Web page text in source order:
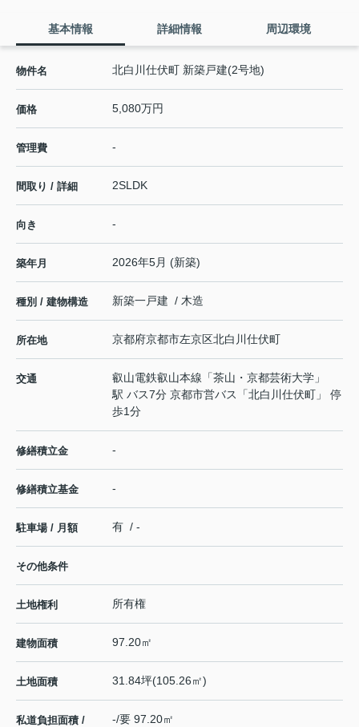
基本情報 詳細情報 周辺環境
物件名 北白川仕伏町 新築戸建(2号地)
価格 5,080万円
管理費 -
間取り / 詳細 2SLDK
向き -
築年月 2026年5月 (新築)
種別 / 建物構造 新築一戸建 / 木造
所在地 京都府京都市左京区北白川仕伏町
交通 叡山電鉄叡山本線 「茶山・京都芸術大学 」
駅 バス7分 京都市営バス「北白川仕伏町」 停
歩1分
修繕積立金 -
修繕積立基金 -
駐車場 / 月額 有 / -
その他条件
土地権利 所有権
建物面積 97.20㎡
土地面積 31.84坪(105.26㎡)
私道負担面積 /
-/要 97.20㎡